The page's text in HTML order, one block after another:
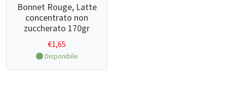
INGROSSO
CHI SIAMO
CONTATTI
Bonnet Rouge, Latte
concentrato non
zuccherato 170gr
€1,65
Disponibile